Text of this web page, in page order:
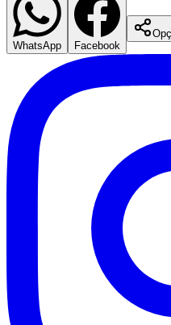
WhatsApp Facebook